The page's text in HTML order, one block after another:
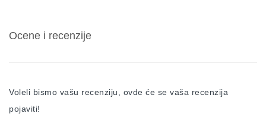
Ocene i recenzije
Voleli bismo vašu recenziju, ovde će se vaša recenzija
pojaviti!